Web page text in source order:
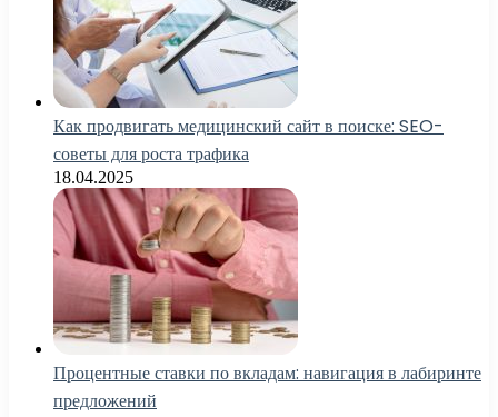
Как продвигать медицинский сайт в поиске: SEO-
советы для роста трафика
18.04.2025
Процентные ставки по вкладам: навигация в лабиринте
предложений